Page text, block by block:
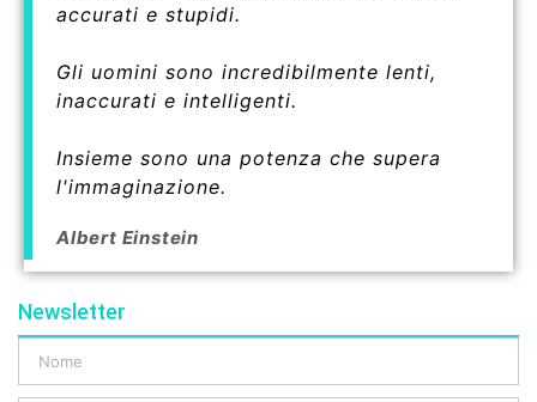
accurati e stupidi.
Gli uomini sono incredibilmente lenti,
inaccurati e intelligenti.
Insieme sono una potenza che supera
l'immaginazione.
Albert Einstein
Newsletter